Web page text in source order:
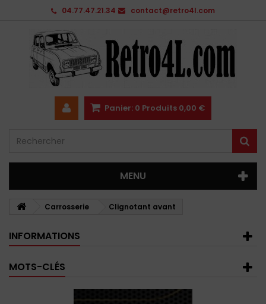
04.77.47.21.34 contact@retro4l.com
Panier: 0 Produits 0,00 €
MENU
Carrosserie Clignotant avant
INFORMATIONS
MOTS-CLÉS